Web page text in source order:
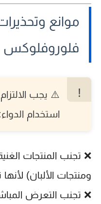
موانع
فلوروفلوكس
⚠️ يجب
استخدام
❌ تجنب المنتجات
ومنتجات الألبان)
❌ تجنب التعرض